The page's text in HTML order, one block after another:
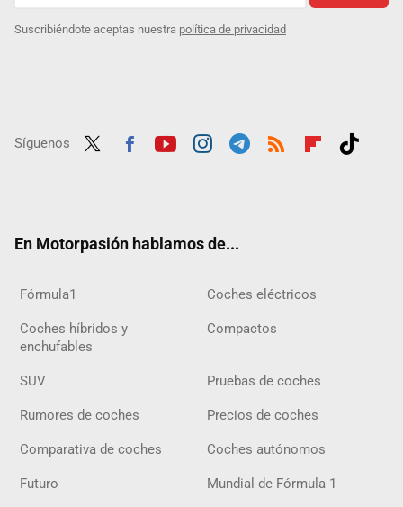
Suscribiéndote aceptas nuestra política de privacidad
Síguenos
En Motorpasión hablamos de...
Fórmula1 Coches eléctricos
Coches híbridos y
enchufables
Compactos
SUV Pruebas de coches
Rumores de coches Precios de coches
Comparativa de coches Coches autónomos
Futuro Mundial de Fórmula 1